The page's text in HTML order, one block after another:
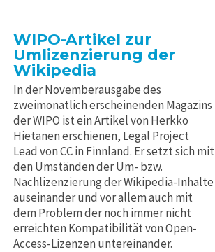
Kontakt
Kontakt
WIPO-Artikel zur
Umlizenzierung der
Wikipedia
In der Novemberausgabe des
zweimonatlich erscheinenden Magazins
der WIPO ist ein Artikel von Herkko
Hietanen erschienen, Legal Project
Lead von CC in Finnland. Er setzt sich mit
den Umständen der Um- bzw.
Nachlizenzierung der Wikipedia-Inhalte
auseinander und vor allem auch mit
dem Problem der noch immer nicht
erreichten Kompatibilität von Open-
Access-Lizenzen untereinander.